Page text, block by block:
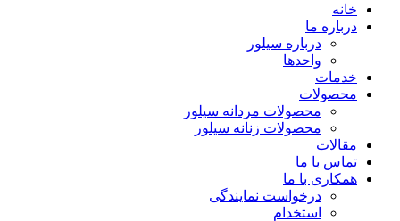
خانه
درباره ما
درباره سیلور
واحدها
خدمات
محصولات
محصولات مردانه سیلور
محصولات زنانه سیلور
مقالات
تماس با ما
همکاری با ما
درخواست نمایندگی
استخدام